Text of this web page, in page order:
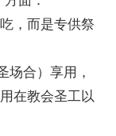
，而是专供祭
合）享用，
在教会圣工以